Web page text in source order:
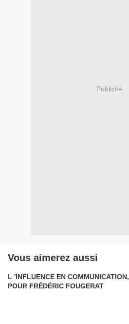
Publicité
Vous aimerez aussi
L 'INFLUENCE EN COMMUNICATION,
POUR FRÉDÉRIC FOUGERAT